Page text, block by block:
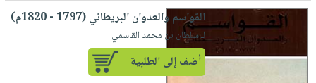
القواسم والعدوان البريطاني (1797 - 1820م)
لـ سلطان بن محمد القاسمي
أضف إلى الطلبية